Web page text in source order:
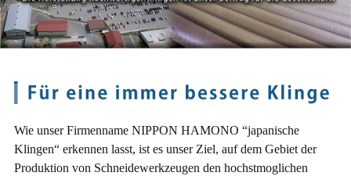
Wie unser Firmenname NIPPON HAMONO “japanische
Klingen“ erkennen lasst, ist es unser Ziel, auf dem Gebiet der
Produktion von Schneidewerkzeugen den hochstmoglichen